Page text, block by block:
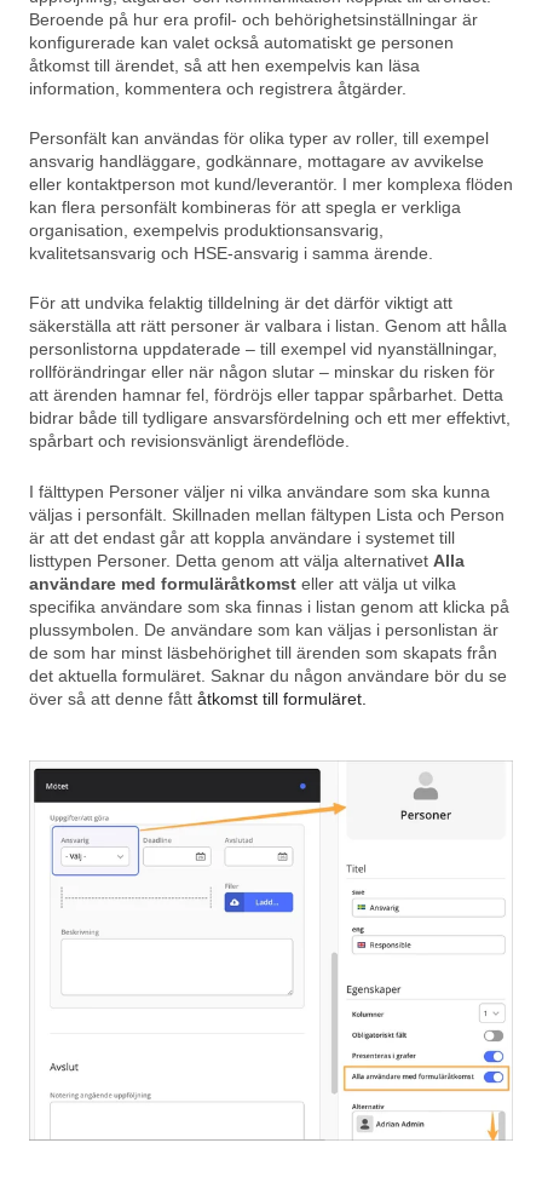
Beroende på hur era profil- och behörighetsinställningar är
konfigurerade kan valet också automatiskt ge personen
åtkomst till ärendet, så att hen exempelvis kan läsa
information, kommentera och registrera åtgärder.
Personfält kan användas för olika typer av roller, till exempel
ansvarig handläggare, godkännare, mottagare av avvikelse
eller kontaktperson mot kund/leverantör. I mer komplexa flöden
kan flera personfält kombineras för att spegla er verkliga
organisation, exempelvis produktionsansvarig,
kvalitetsansvarig och HSE-ansvarig i samma ärende.
För att undvika felaktig tilldelning är det därför viktigt att
säkerställa att rätt personer är valbara i listan. Genom att hålla
personlistorna uppdaterade – till exempel vid nyanställningar,
rollförändringar eller när någon slutar – minskar du risken för
att ärenden hamnar fel, fördröjs eller tappar spårbarhet. Detta
bidrar både till tydligare ansvarsfördelning och ett mer effektivt,
spårbart och revisionsvänligt ärendeflöde.
I fälttypen Personer väljer ni vilka användare som ska kunna
väljas i personfält. Skillnaden mellan fältypen Lista och Person
är att det endast går att koppla användare i systemet till
listtypen Personer. Detta genom att välja alternativet Alla
användare med formuläråtkomst eller att välja ut vilka
specifika användare som ska finnas i listan genom att klicka på
plussymbolen. De användare som kan väljas i personlistan är
de som har minst läsbehörighet till ärenden som skapats från
det aktuella formuläret. Saknar du någon användare bör du se
över så att denne fått åtkomst till formuläret.